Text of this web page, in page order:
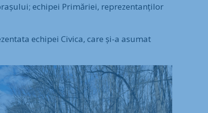
echipei Primăriei, reprezentanților
echipei Civica, care și-a asumat